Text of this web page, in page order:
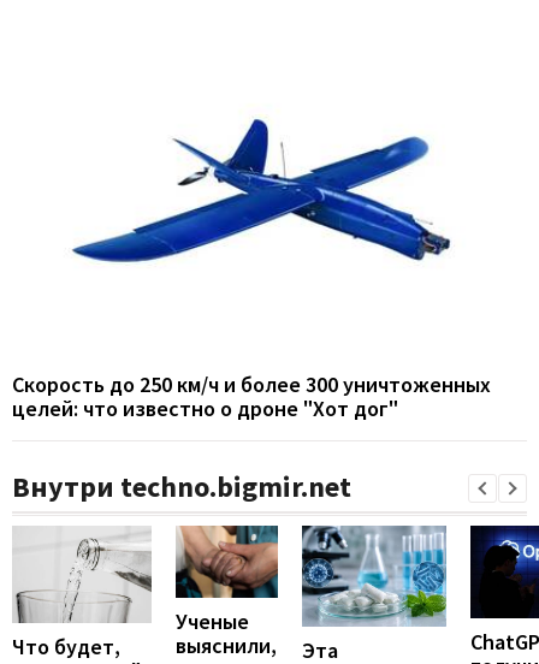
Скорость до 250 км/ч и более 300 уничтоженных
целей: что известно о дроне "Хот дог"
Внутри techno.bigmir.net
Что будет,
Ученые
выяснили,
Эта